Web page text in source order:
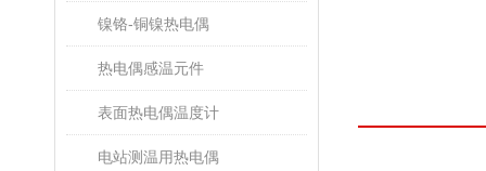
镍铬-铜镍热电偶
热电偶感温元件
表面热电偶温度计
电站测温用热电偶